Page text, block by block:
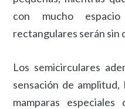
con mucho
rectangulares serán sin
Los semicirculares
sensación de
mamparas